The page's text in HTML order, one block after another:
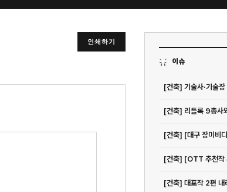
인쇄하기
이슈